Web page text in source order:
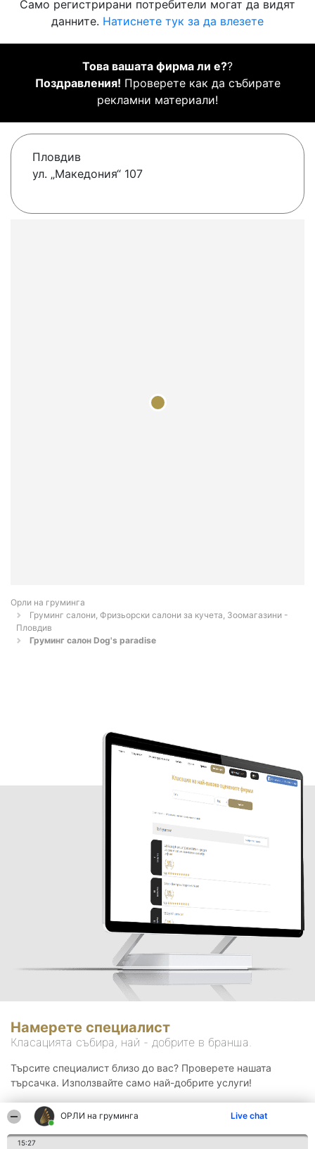
ОРЛИ на груминга Live chat
15:27
Само регистрирани потребители могат да видят
данните. Натиснете тук за да влезете
Това вашата фирма ли е??
Поздравления! Проверете как да събирате
рекламни материали!
Пловдив
ул. „Македония“ 107
Орли на груминга
Груминг салони, Фризьорски салони за кучета, Зоомагазини -
Пловдив
Груминг салон Dog's paradise
Намерете специалист
Класацията събира, най - добрите в бранша.
Търсите специалист близо до вас? Проверете нашата
търсачка. Използвайте само най-добрите услуги!